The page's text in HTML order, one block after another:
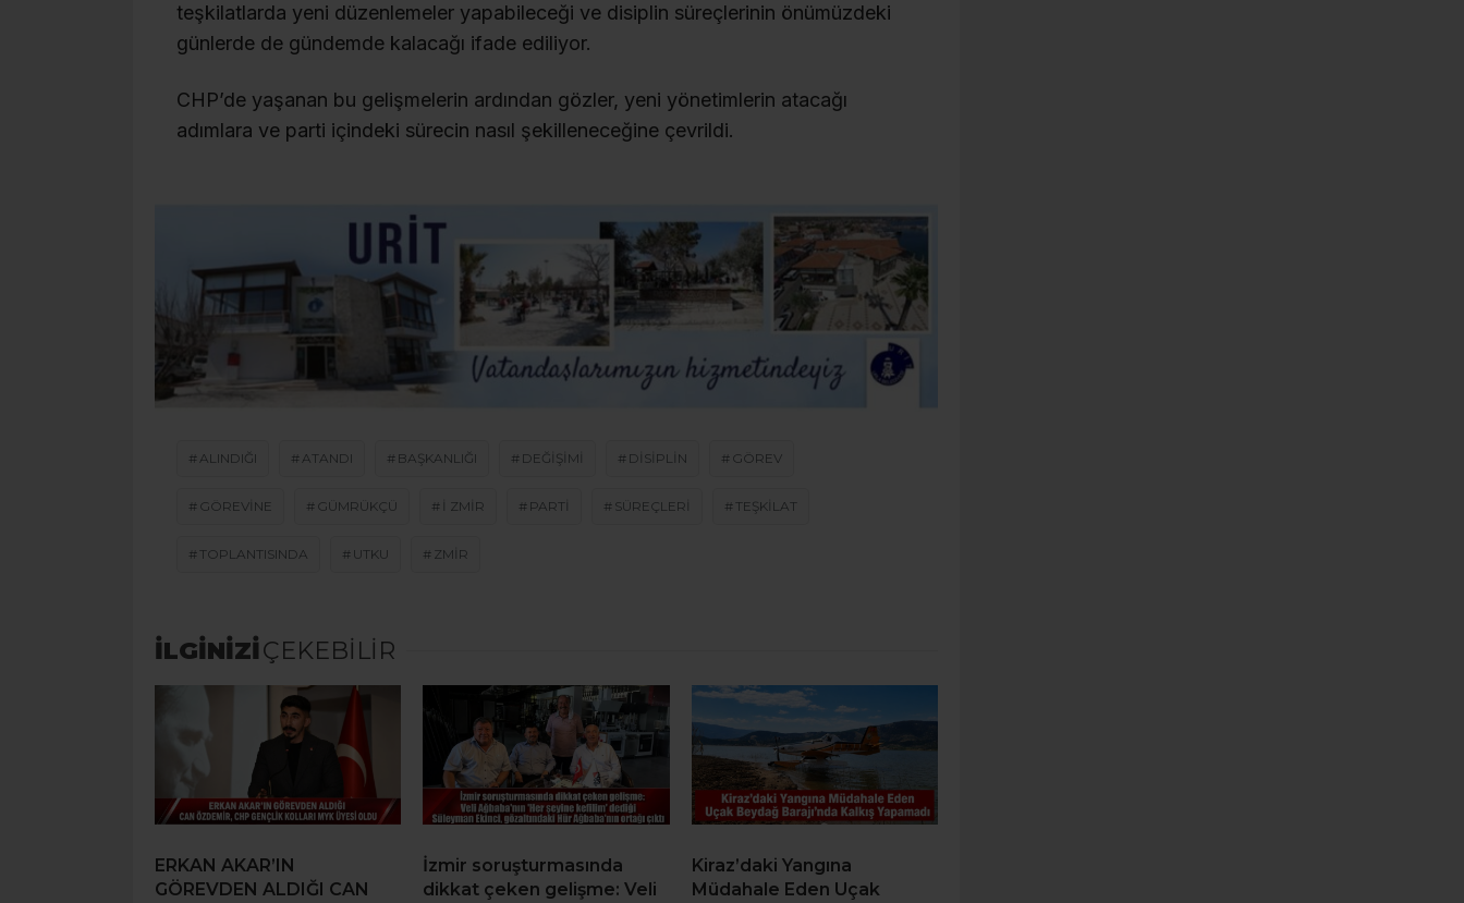
teşkilatlarda yeni düzenlemeler yapabileceği ve disiplin süreçlerinin önümüzdeki
günlerde de gündemde kalacağı ifade ediliyor.
CHP’de yaşanan bu gelişmelerin ardından gözler, yeni yönetimlerin atacağı
adımlara ve parti içindeki sürecin nasıl şekilleneceğine çevrildi.
ALINDIĞI ATANDI BAŞKANLIĞI DEĞIŞIMI DISIPLIN GÖREV
GÖREVINE GÜMRÜKÇÜ I ZMIR PARTI SÜREÇLERI TEŞKILAT
TOPLANTISINDA UTKU ZMIR
İLGİNİZİÇEKEBİLİR
ERKAN AKAR’IN
GÖREVDEN ALDIĞI CAN
İzmir soruşturmasında
dikkat çeken gelişme: Veli
Kiraz’daki Yangına
Müdahale Eden Uçak